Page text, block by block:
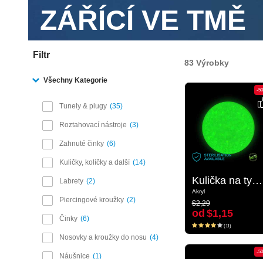
ZÁŘÍCÍ VE TMĚ
Filtr
Všechny Kategorie
Tunely & plugy 35
Roztahovací nástroje 3
Zahnuté činky 6
Kuličky, kolíčky a další 14
Labrety 2
Piercingové kroužky 2
Činky 6
Nosovky a kroužky do nosu 4
Náušnice 1
83 Výrobky
-50%
Kulička na tyčinky se závitem „Zářící ve tmě“ (akryl, různé barvy)
Akryl
$2,29
od$1,15
-
Kulička na tyčinky se závitem „Zářící ve tmě“ (akryl, různé barvy)
Akryl
$2,29
od $1,15
(11)
-50%
-